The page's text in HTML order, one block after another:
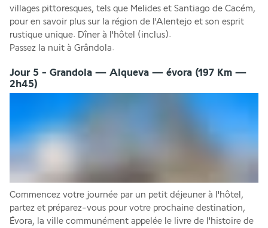
villages pittoresques, tels que Melides et Santiago de Cacém,
pour en savoir plus sur la région de l'Alentejo et son esprit
rustique unique. Dîner à l'hôtel (inclus).
Passez la nuit à Grândola.
Jour 5 - Grandola — Alqueva — évora (197 Km —
2h45)
Commencez votre journée par un petit déjeuner à l'hôtel,
partez et préparez-vous pour votre prochaine destination,
Évora, la ville communément appelée le livre de l'histoire de